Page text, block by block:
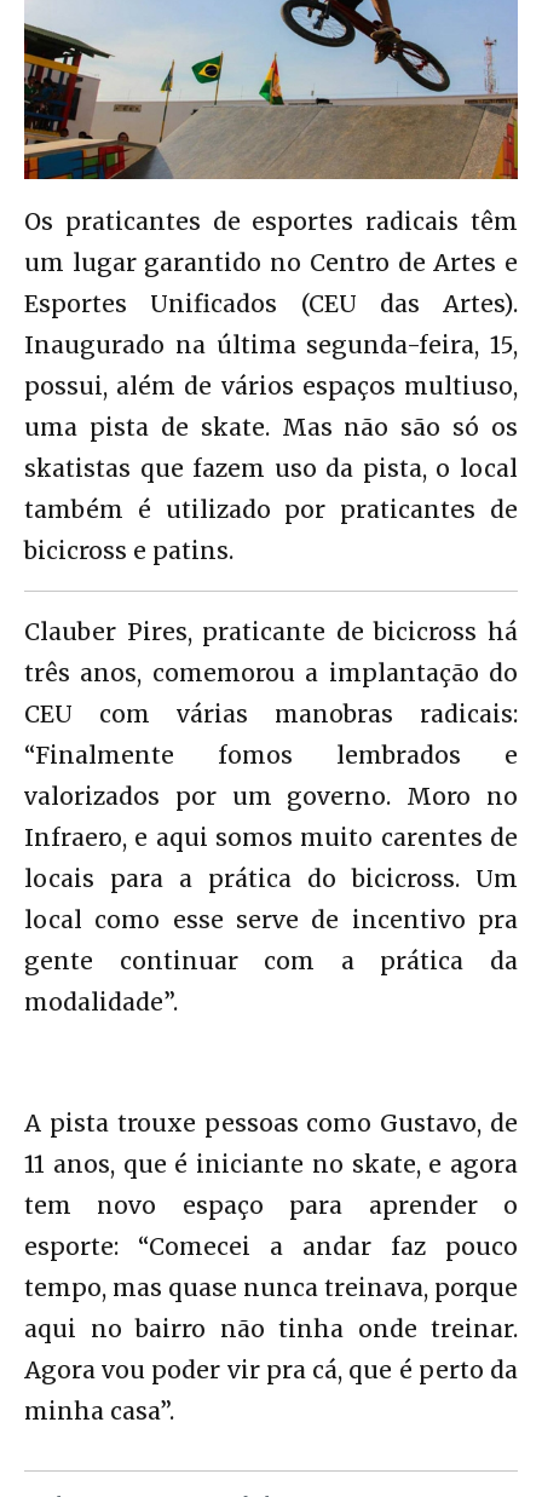
Os praticantes de esportes radicais têm
um lugar garantido no Centro de Artes e
Esportes Unificados (CEU das Artes).
Inaugurado na última segunda-feira, 15,
possui, além de vários espaços multiuso,
uma pista de skate. Mas não são só os
skatistas que fazem uso da pista, o local
também é utilizado por praticantes de
bicicross e patins.
Clauber Pires, praticante de bicicross há
três anos, comemorou a implantação do
CEU com várias manobras radicais:
“Finalmente fomos lembrados e
valorizados por um governo. Moro no
Infraero, e aqui somos muito carentes de
locais para a prática do bicicross. Um
local como esse serve de incentivo pra
gente continuar com a prática da
modalidade”.
A pista trouxe pessoas como Gustavo, de
11 anos, que é iniciante no skate, e agora
tem novo espaço para aprender o
esporte: “Comecei a andar faz pouco
tempo, mas quase nunca treinava, porque
aqui no bairro não tinha onde treinar.
Agora vou poder vir pra cá, que é perto da
minha casa”.